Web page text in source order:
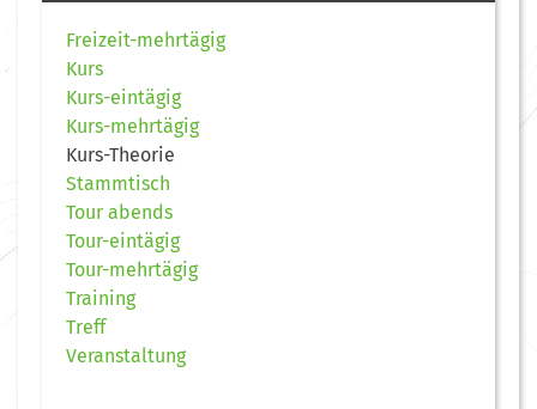
Freizeit-mehrtägig
Kurs
Kurs-eintägig
Kurs-mehrtägig
Kurs-Theorie
Stammtisch
Tour abends
Tour-eintägig
Tour-mehrtägig
Training
Treff
Veranstaltung